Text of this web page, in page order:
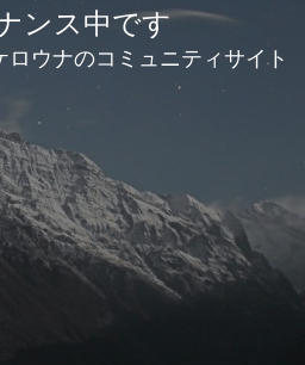
ンス中です
ウナのコミュニティサイト